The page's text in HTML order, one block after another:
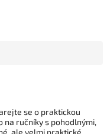
se o praktickou
ručníky s pohodlnými,
ale velmi praktické